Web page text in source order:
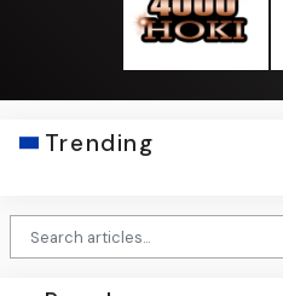
Trending